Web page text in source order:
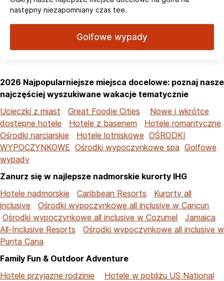
następny niezapomniany czas tee.
Golfowe wypady
2026 Najpopularniejsze miejsca docelowe: poznaj nasze
najczęściej wyszukiwane wakacje tematycznie
Ucieczki z miast
Great Foodie Cities
Nowe i wkrótce
dostępne hotele
Hotele z basenem
Hotele romantyczne
Ośrodki narciarskie
Hotele lotniskowe OŚRODKI
WYPOCZYNKOWE Ośrodki wypoczynkowe spa Golfowe
wypady
Zanurz się w najlepsze nadmorskie kurorty IHG
Hotele nadmorskie
Caribbean Resorts
Kurorty all
inclusive
Ośrodki wypoczynkowe all inclusive w Cancun
Ośrodki wypoczynkowe all inclusive w Cozumel
Jamaica
All-Inclusive Resorts
Ośrodki wypoczynkowe all inclusive w
Punta Cana
Family Fun & Outdoor Adventure
Hotele przyjazne rodzinie
Hotele w pobliżu US National